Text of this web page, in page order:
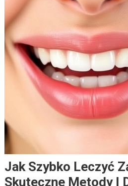
Jak Szybko Leczyć
Skuteczne Metody I